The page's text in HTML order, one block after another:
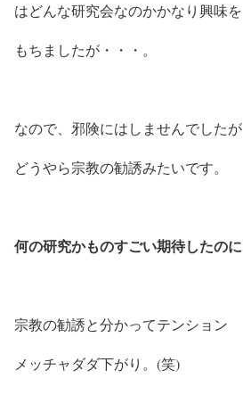
はどんな研究会なのかかなり興味を
もちましたが・・・。
なので、邪険にはしませんでしたが
どうやら宗教の勧誘みたいです。
何の研究かものすごい期待したのに
宗教の勧誘と分かってテンション
メッチャダダ下がり。(笑)